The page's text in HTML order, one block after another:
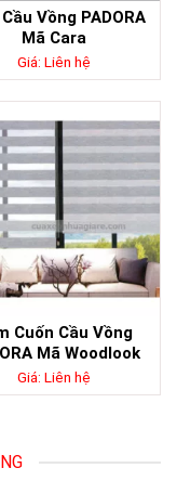
Vồng PADORA
Mã Cara
Giá: Liên hệ
Cuốn Cầu Vồng
Mã Woodlook
Giá: Liên hệ